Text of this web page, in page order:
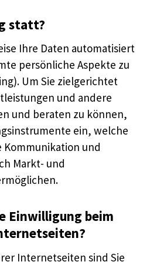
statt?
Ihre Daten automatisiert
persönliche Aspekte zu
Um Sie zielgerichtet
und andere
und beraten zu können,
ein, welche
und
Markt- und
Einwilligung beim
Internetseiten sind Sie